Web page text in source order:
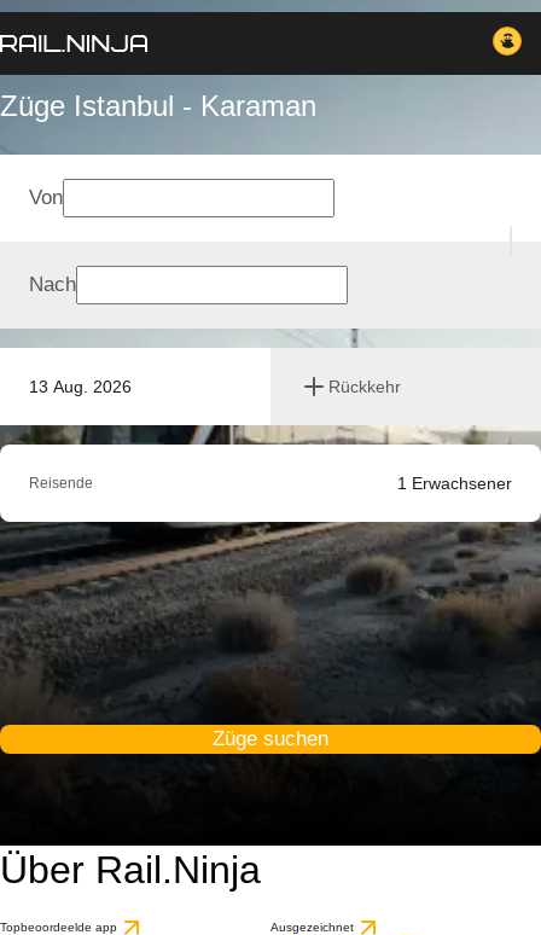
Züge Istanbul - Karaman
13 Aug. 2026 Rückkehr
Von
Nach
Reisende 1 Erwachsener
Züge suchen
Über Rail.Ninja
Topbeoordeelde app Ausgezeichnet